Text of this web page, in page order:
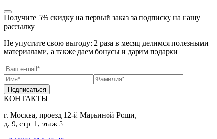
Получите 5% скидку на первый заказ за подписку на нашу
рассылку
Не упустите свою выгоду: 2 раза в месяц делимся полезными
материалами, а также даем бонусы и дарим подарки
Подписаться
КОНТАКТЫ
г. Москва, проезд 12-й Марьиной Рощи,
д. 9, стр. 1, этаж 3